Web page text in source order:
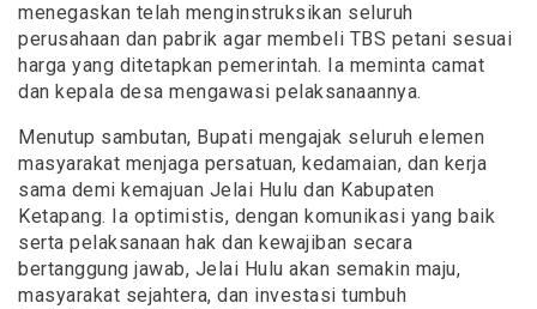
menegaskan telah menginstruksikan seluruh
perusahaan dan pabrik agar membeli TBS petani sesuai
harga yang ditetapkan pemerintah. Ia meminta camat
dan kepala desa mengawasi pelaksanaannya.
Menutup sambutan, Bupati mengajak seluruh elemen
masyarakat menjaga persatuan, kedamaian, dan kerja
sama demi kemajuan Jelai Hulu dan Kabupaten
Ketapang. Ia optimistis, dengan komunikasi yang baik
serta pelaksanaan hak dan kewajiban secara
bertanggung jawab, Jelai Hulu akan semakin maju,
masyarakat sejahtera, dan investasi tumbuh